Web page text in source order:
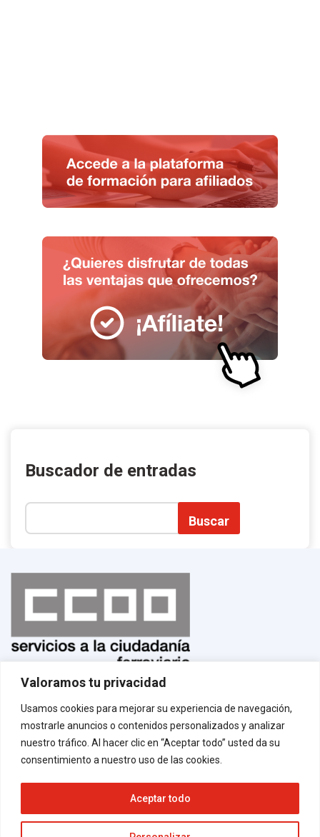
Valoramos tu privacidad
Usamos cookies para mejorar su experiencia de navegación,
mostrarle anuncios o contenidos personalizados y analizar
nuestro tráfico. Al hacer clic en “Aceptar todo” usted da su
consentimiento a nuestro uso de las cookies.
Aceptar todo
Buscador de entradas
Buscar
Normas de uso
Aviso legal
Política de privacidad
Política de cookies
Contacto
| Funciona gracias a